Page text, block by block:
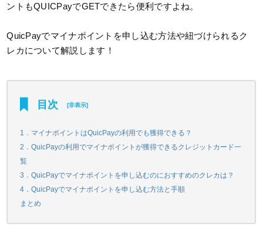
ントもQUICPayでGETできたら便利ですよね。
QuicPayでマイナポイントを申し込む方法や紐づけられるク
レカについて解説します！
目次 [非表示]
1．マイナポイントはQuicPayの利用でも獲得できる？
2．QuicPayの利用でマイナポイントが獲得できるクレジットカード一
覧
3．QuicPayでマイナポイントを申し込むのにおすすめのクレカは？
4．QuicPayでマイナポイントを申し込む方法と手順
まとめ